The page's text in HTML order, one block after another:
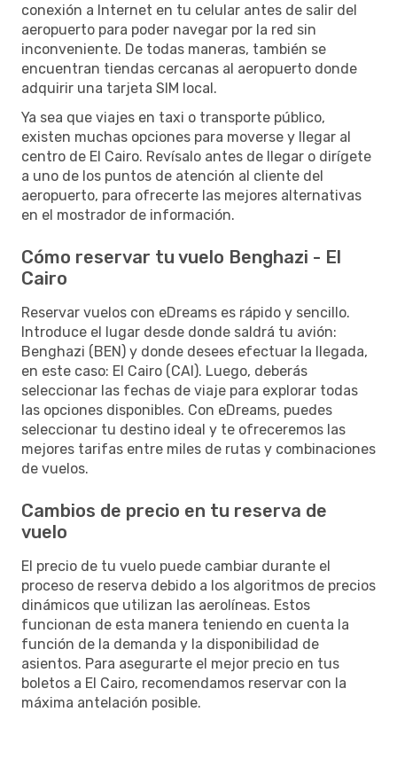
conexión a Internet en tu celular antes de salir del
aeropuerto para poder navegar por la red sin
inconveniente. De todas maneras, también se
encuentran tiendas cercanas al aeropuerto donde
adquirir una tarjeta SIM local.
Ya sea que viajes en taxi o transporte público,
existen muchas opciones para moverse y llegar al
centro de El Cairo. Revísalo antes de llegar o dirígete
a uno de los puntos de atención al cliente del
aeropuerto, para ofrecerte las mejores alternativas
en el mostrador de información.
Cómo reservar tu vuelo Benghazi - El
Cairo
Reservar vuelos con eDreams es rápido y sencillo.
Introduce el lugar desde donde saldrá tu avión:
Benghazi (BEN) y donde desees efectuar la llegada,
en este caso: El Cairo (CAI). Luego, deberás
seleccionar las fechas de viaje para explorar todas
las opciones disponibles. Con eDreams, puedes
seleccionar tu destino ideal y te ofreceremos las
mejores tarifas entre miles de rutas y combinaciones
de vuelos.
Cambios de precio en tu reserva de
vuelo
El precio de tu vuelo puede cambiar durante el
proceso de reserva debido a los algoritmos de precios
dinámicos que utilizan las aerolíneas. Estos
funcionan de esta manera teniendo en cuenta la
función de la demanda y la disponibilidad de
asientos. Para asegurarte el mejor precio en tus
boletos a El Cairo, recomendamos reservar con la
máxima antelación posible.